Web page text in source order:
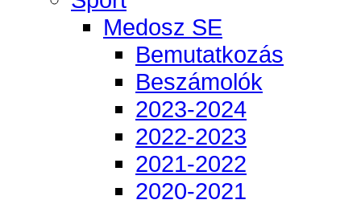
Medosz SE
Bemutatkozás
Beszámolók
2023-2024
2022-2023
2021-2022
2020-2021